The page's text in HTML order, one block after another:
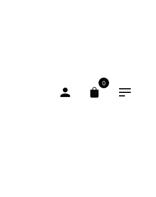
0
Szampon